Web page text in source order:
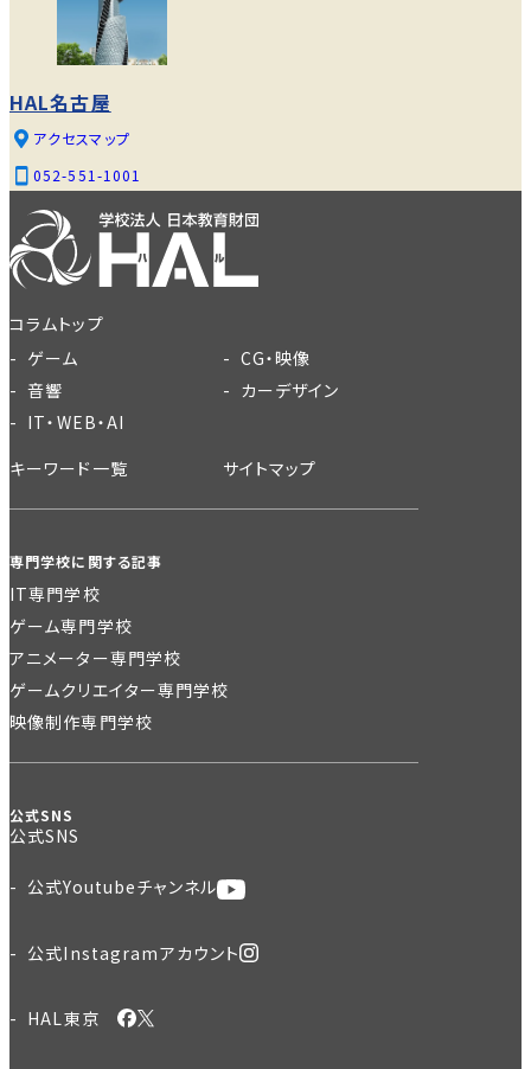
HAL名古屋
アクセスマップ
052-551-1001
コラムトップ
ゲーム
CG・映像
音響
カーデザイン
IT・WEB・AI
キーワード一覧
サイトマップ
専門学校に関する記事
IT専門学校
ゲーム専門学校
アニメーター専門学校
ゲームクリエイター専門学校
映像制作専門学校
公式SNS
公式SNS
公式Youtubeチャンネル
公式Instagramアカウント
HAL東京